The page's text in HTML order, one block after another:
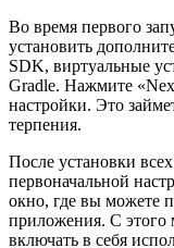
Во время первого
установить
SDK, виртуальные
Gradle. Нажмите
настройки. Это
терпения.
После установки
первоначальной
окно, где вы можете
приложения. С этого
включать в себя